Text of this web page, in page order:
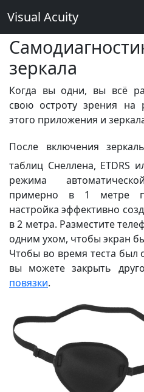
Visual Acuity
зеркала
Когда вы одни, вы всё
свою остроту зрения
этого приложения и
После включения
таблиц Снеллена,
режима
примерно в 1 метре
настройка эффективно
в 2 метра. Разместите
одним ухом, чтобы экран
Чтобы во время теста был
вы можете закрыть
повязки.